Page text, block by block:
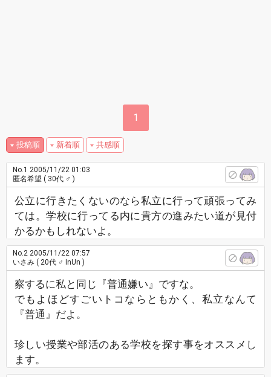
1
投稿順 新着順 共感順
No.1 2005/11/22 01:03
匿名希望 ( 30代 ♂ )
公立に行きたくないのなら私立に行って頑張ってみ
ては。学校に行ってる内に貴方の進みたい道が見付
かるかもしれないよ。
No.2 2005/11/22 07:57
いさみ ( 20代 ♂ InUn )
察するに私と同じ『普通嫌い』ですな。
でもよほどすごいトコならともかく、私立なんて
『普通』だよ。
珍しい授業や部活のある学校を探す事をオススメし
ます。